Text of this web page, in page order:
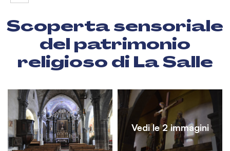
Scoperta sensoriale
del patrimonio
religioso di La Salle
Vedi le 2 immagini